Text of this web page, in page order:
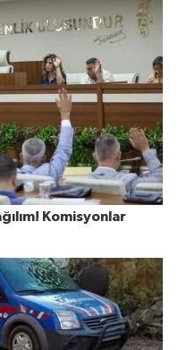
Komisyonlar